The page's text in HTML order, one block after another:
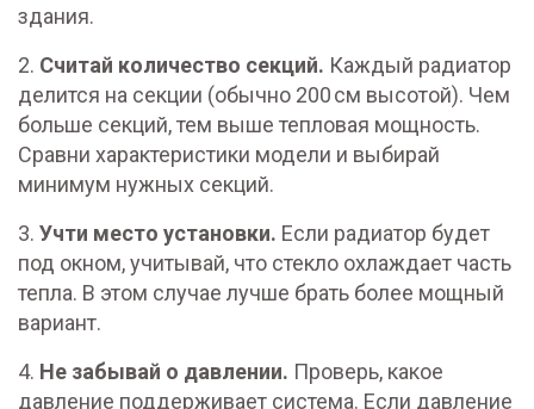
здания.
2. Считай количество секций. Каждый радиатор
делится на секции (обычно 200 см высотой). Чем
больше секций, тем выше тепловая мощность.
Сравни характеристики модели и выбирай
минимум нужных секций.
3. Учти место установки. Если радиатор будет
под окном, учитывай, что стекло охлаждает часть
тепла. В этом случае лучше брать более мощный
вариант.
4. Не забывай о давлении. Проверь, какое
давление поддерживает система. Если давление